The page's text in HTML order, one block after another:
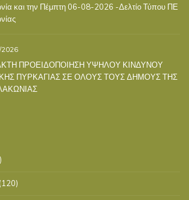
και την Πέμπτη 06-08-2026 -Δελτίο Τύπου ΠΕ
2026
ΠΡΟΕΙΔΟΠΟΙΗΣΗ ΥΨΗΛΟΥ ΚΙΝΔΥΝΟΥ
ΠΥΡΚΑΓΙΑΣ ΣΕ ΟΛΟΥΣ ΤΟΥΣ ΔΗΜΟΥΣ ΤΗΣ
(120)